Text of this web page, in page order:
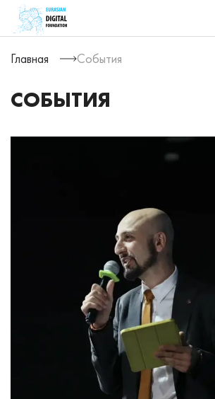
Главная События
СОБЫТИЯ